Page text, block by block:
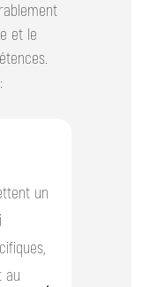
et le
un
au